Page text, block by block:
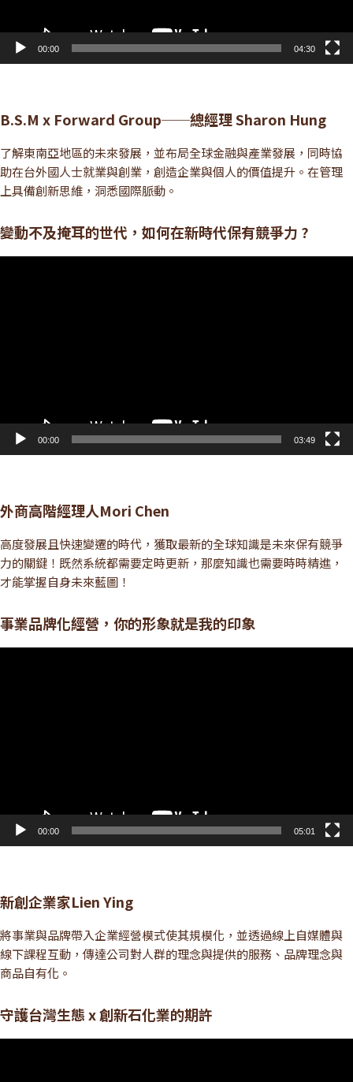
00:00 04:30
B.S.M x Forward Group──總經理 Sharon Hung
了解東南亞地區的未來發展，並布局全球金融與產業發展，同時協
助在台外國人士就業與創業，創造企業與個人的價值提升。在管理
上具備創新思維，洞悉國際脈動。
變動不及掩耳的世代，如何在新時代保有競爭力 ?
00:00 03:49
外商高階經理人Mori Chen
高度發展且快速變遷的時代，獲取最新的全球知識是未來保有競爭
力的關鍵！既然系統都需要定時更新，那麼知識也需要時時精進，
才能掌握自身未來藍圖！
事業品牌化經營，你的形象就是我的印象
00:00 05:01
新創企業家Lien Ying
將事業與品牌帶入企業經營模式使其規模化，並透過線上自媒體與
線下課程互動，傳達公司對人群的理念與提供的服務、品牌理念與
商品自有化。
守護台灣生態 x 創新石化業的期許